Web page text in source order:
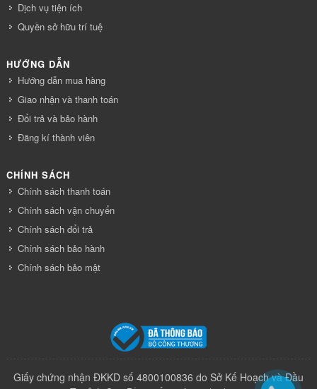
Dịch vụ tiện ích
Quyền sở hữu trí tuệ
HƯỚNG DẪN
Hướng dẫn mua hàng
Giao nhận và thanh toán
Đổi trả và bảo hành
Đăng kí thành viên
CHÍNH SÁCH
Chính sách thanh toán
Chính sách vận chuyển
Chính sách đổi trả
Chính sách bảo hành
Chính sách bảo mật
Giấy chứng nhận ĐKKD số 4800100836 do Sở Kế Hoạch và Đầu